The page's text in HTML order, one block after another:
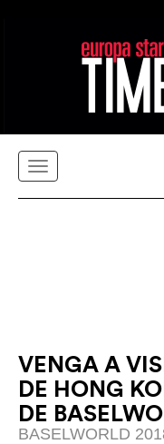
VENGA A
DE HONG
DE
BASELWORLD